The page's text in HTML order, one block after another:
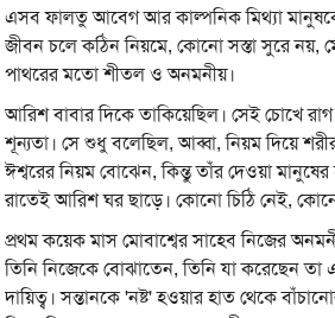
এসব ফালতু আবেগ আর কাল্পনিক মিথ্যা
জীবন চলে কঠিন নিয়মে, কোনো সস্তা সুরে নয়,
পাথরের মতো শীতল ও অনমনীয়।
আরিশ বাবার দিকে তাকিয়েছিল। সেই চোখে
শূন্যতা। সে শুধু বলেছিল, আব্বা, নিয়ম দিয়ে
ঈশ্বরের নিয়ম বোঝেন, কিন্তু তাঁর দেওয়া
রাতেই আরিশ ঘর ছাড়ে। কোনো চিঠি নেই,
প্রথম কয়েক মাস মোবাশ্বের সাহেব নিজের
তিনি নিজেকে বোঝাতেন, তিনি যা করেছেন
দায়িত্ব। সন্তানকে 'নষ্ট' হওয়ার হাত থেকে